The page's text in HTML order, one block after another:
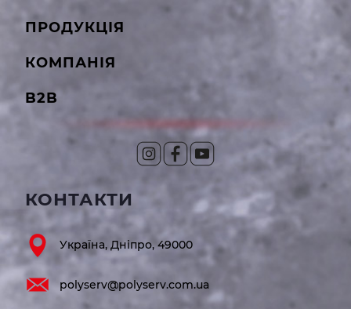
ПРОДУКЦІЯ
КОМПАНІЯ
B2B
КОНТАКТИ
Україна, Дніпро, 49000
polyserv@polyserv.com.ua